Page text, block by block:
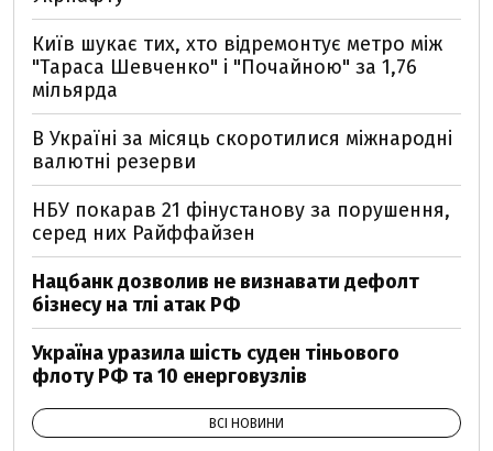
Київ шукає тих, хто відремонтує метро між
"Тараса Шевченко" і "Почайною" за 1,76
мільярда
В Україні за місяць скоротилися міжнародні
валютні резерви
НБУ покарав 21 фінустанову за порушення,
серед них Райффайзен
Нацбанк дозволив не визнавати дефолт
бізнесу на тлі атак РФ
Україна уразила шість суден тіньового
флоту РФ та 10 енерговузлів
ВСІ НОВИНИ